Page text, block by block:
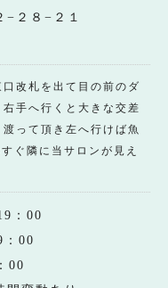
−２８−２１
改札を出て目の前のダ
手へ行くと大きな交差
って頂き左へ行けば魚
ぐ隣に当サロンが見え
：00
00
00